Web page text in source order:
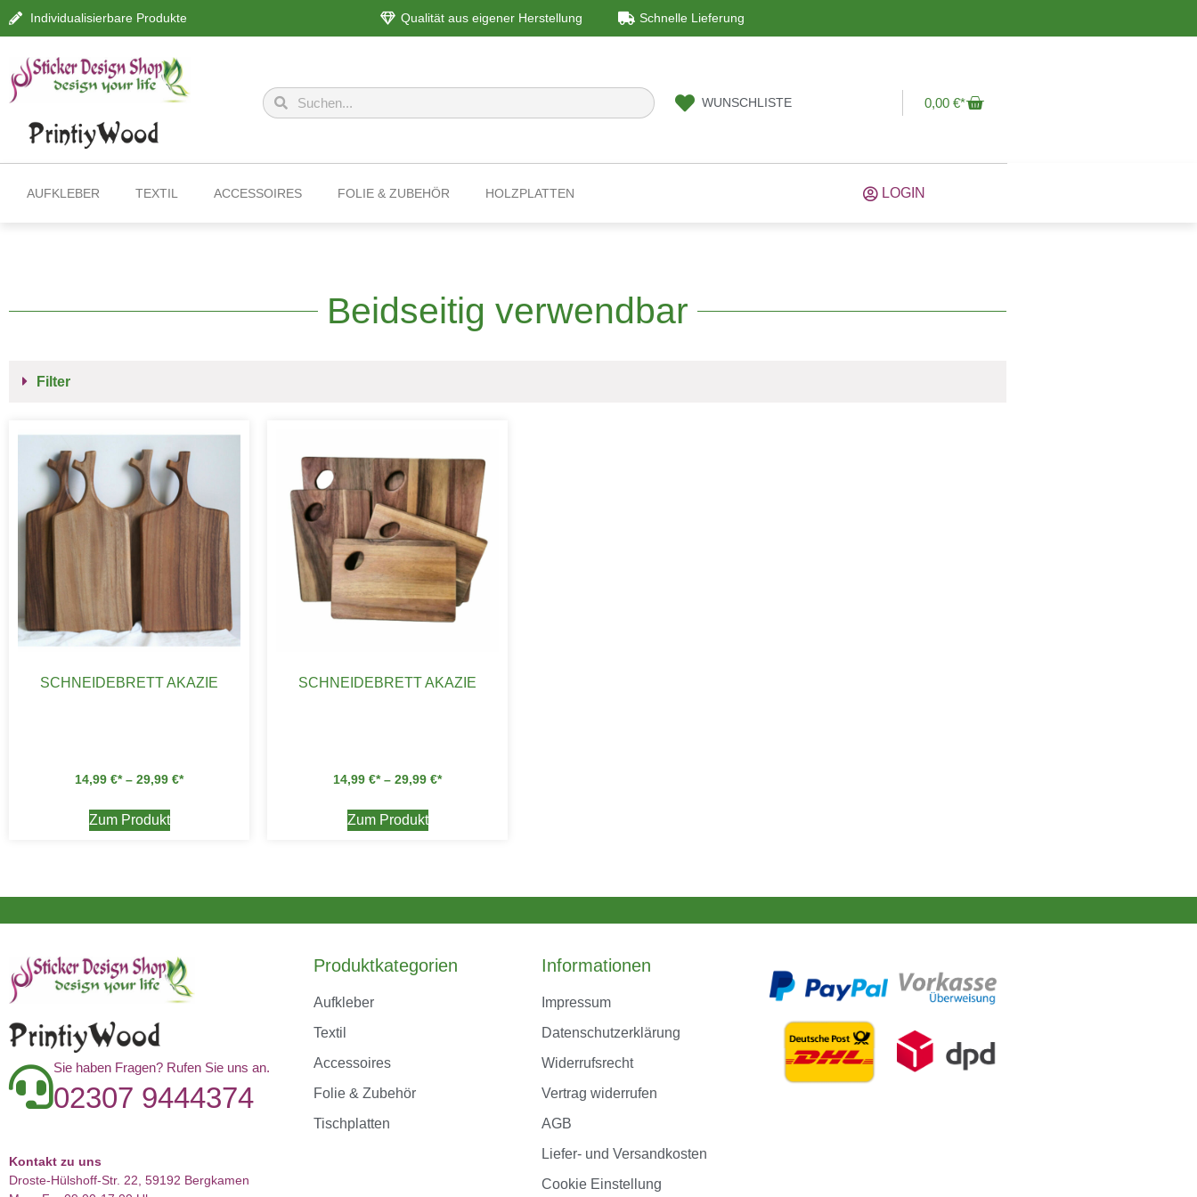
Individualisierbare Produkte Qualität aus eigener Herstellung Schnelle Lieferung
WUNSCHLISTE 0,00€
AUFKLEBER TEXTIL ACCESSOIRES FOLIE & ZUBEHÖR HOLZPLATTEN LOGIN
Beidseitig verwendbar
Filter
SCHNEIDEBRETT AKAZIE
14,99 € – 29,99 €
Zum Produkt
SCHNEIDEBRETT AKAZIE
14,99 € – 29,99 €
Zum Produkt
Sie haben Fragen? Rufen Sie uns an.
02307 9444374
Kontakt zu uns
Droste-Hülshoff-Str. 22, 59192 Bergkamen
Produktkategorien
Aufkleber
Textil
Accessoires
Folie & Zubehör
Tischplatten
Informationen
Impressum
Datenschutzerklärung
Widerrufsrecht
Vertrag widerrufen
AGB
Liefer- und Versandkosten
Cookie Einstellung